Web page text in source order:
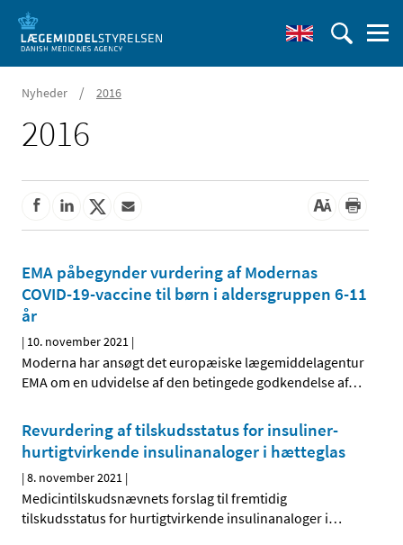
Nyheder / 2016
2016
EMA påbegynder vurdering af Modernas
COVID-19-vaccine til børn i aldersgruppen 6-11
år
| 10. november 2021 |
Moderna har ansøgt det europæiske lægemiddelagentur
EMA om en udvidelse af den betingede godkendelse af…
Revurdering af tilskudsstatus for insuliner-
hurtigtvirkende insulinanaloger i hætteglas
|8. november 2021 |
Medicintilskudsnævnets forslag til fremtidig
tilskudsstatus for hurtigtvirkende insulinanaloger i…